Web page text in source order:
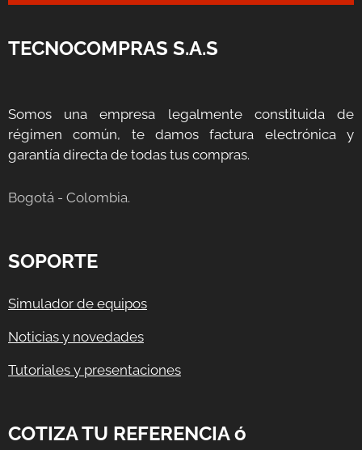
TECNOCOMPRAS S.A.S
Somos una empresa legalmente constituida de
régimen común, te damos factura electrónica y
garantía directa de todas tus compras.
Bogotá - Colombia.
SOPORTE
Simulador de equipos
Noticias y novedades
Tutoriales y presentaciones
COTIZA TU REFERENCIA ó